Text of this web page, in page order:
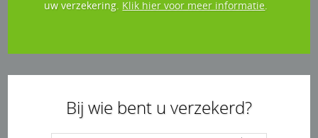
uw verzekering. Klik hier voor meer informatie.
Bij wie bent u verzekerd?